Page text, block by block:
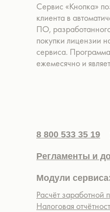
8 800 533 35 19
Регламенты и
Модули
Расчёт заработной
Налоговая
Сервис «Кнопка»
клиента в
ПО,
покупки лицензии
сервиса.
ежемесячно и